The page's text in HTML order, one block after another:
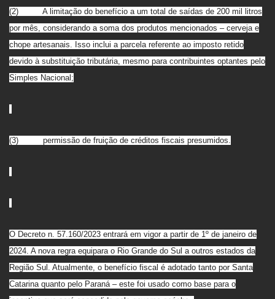
(2) A limitação do benefício a um total de saídas de 200 mil litros
por mês, considerando a soma dos produtos mencionados – cerveja e
chope artesanais. Isso inclui a parcela referente ao imposto retido
devido à substituição tributária, mesmo para contribuintes optantes pelo
Simples Nacional;
(3) permissão de fruição de créditos fiscais presumidos.
O Decreto n. 57.160/2023 entrará em vigor a partir de 1º de janeiro de
2024. A nova regra equipara o Rio Grande do Sul a outros estados da
Região Sul. Atualmente, o benefício fiscal é adotado tanto por Santa
Catarina quanto pelo Paraná – este foi usado como base para o